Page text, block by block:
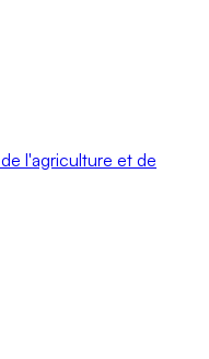
l'agriculture et de